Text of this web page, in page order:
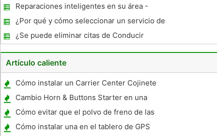
Crash Test
Reparaciones inteligentes en su área -
Reino Unido
¿Por qué y cómo seleccionar un servicio de
limusina
¿Se puede eliminar citas de Conducir
Record
Artículo caliente
Cómo instalar un Carrier Center Cojinete
Cambio Horn & Buttons Starter en una
motocicleta
Cómo evitar que el polvo de freno de las
ruedas dañinos
Cómo instalar una en el tablero de GPS